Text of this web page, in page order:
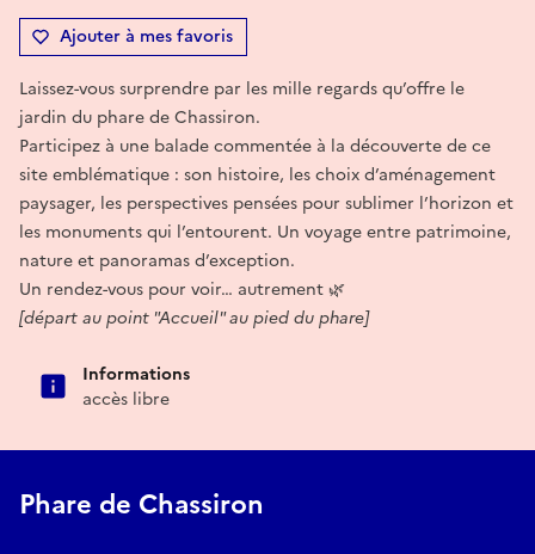
Ajouter à mes favoris
Laissez-vous surprendre par les mille regards qu’offre le
jardin du phare de Chassiron.
Participez à une balade commentée à la découverte de ce
site emblématique : son histoire, les choix d’aménagement
paysager, les perspectives pensées pour sublimer l’horizon et
les monuments qui l’entourent. Un voyage entre patrimoine,
nature et panoramas d’exception.
Un rendez-vous pour voir… autrement 🌿
[départ au point "Accueil" au pied du phare]
Informations
accès libre
Phare de Chassiron